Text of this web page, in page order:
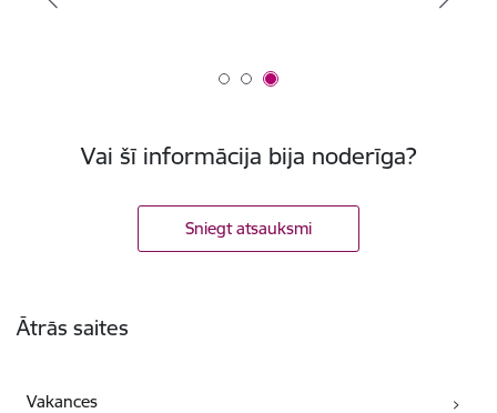
Vai šī informācija bija noderīga?
Sniegt atsauksmi
Ātrās saites
Vakances